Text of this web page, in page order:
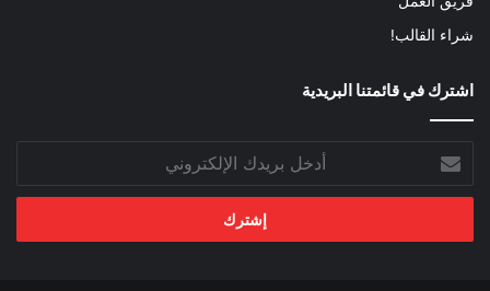
شراء القالب!
اشترك في قائمتنا البريدية
بريدك
الإلكتروني